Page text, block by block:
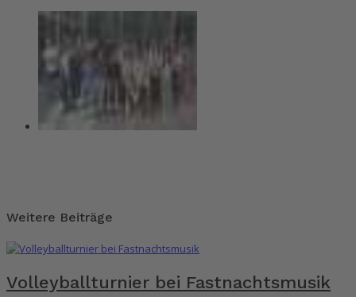
Weitere Beiträge
Volleyballturnier bei Fastnachtsmusik